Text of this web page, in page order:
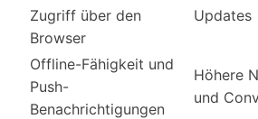
Zugriff über den
Browser
Updates
Offline-Fähigkeit und
Push-
Benachrichtigungen
Höhere
und